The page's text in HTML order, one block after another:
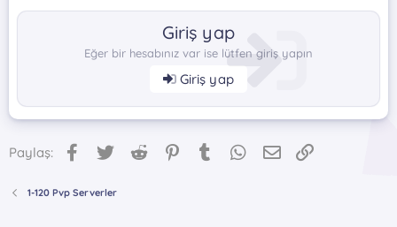
Giriş yap
Eğer bir hesabınız var ise lütfen giriş yapın
Giriş yap
Paylaş: Facebook
Twitter Reddit PinterestTumblr WhatsApp
E-posta
1-120 Pvp Serverler